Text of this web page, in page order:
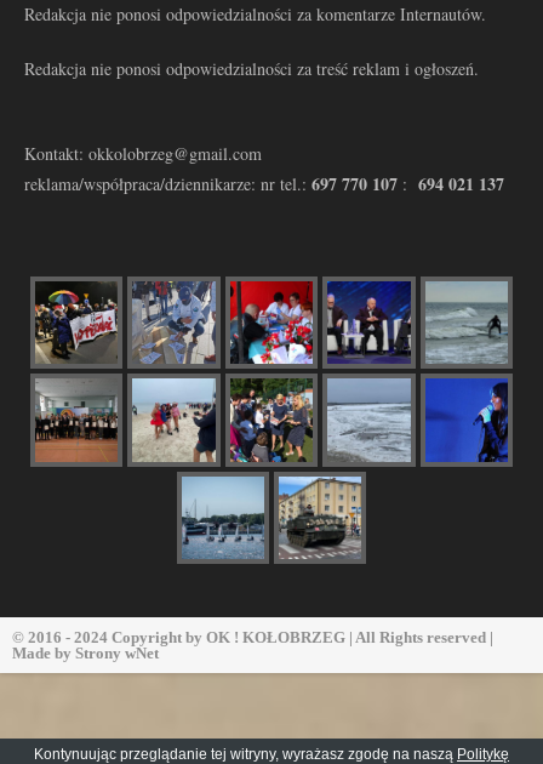
Redakcja nie ponosi odpowiedzialności za komentarze Internautów.
Redakcja nie ponosi odpowiedzialności za treść reklam i ogłoszeń.
Kontakt: okkolobrzeg@gmail.com
reklama/współpraca/dziennikarze: nr tel.: 697 770 107 : 694 021 137
© 2016 - 2024 Copyright by OK ! KOŁOBRZEG | All Rights reserved |
Made by Strony wNet
Kontynuując przeglądanie tej witryny, wyrażasz zgodę na naszą Politykę